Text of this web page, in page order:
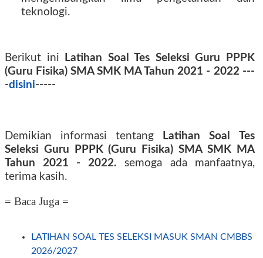
teknologi.
Berikut ini
Latihan Soal Tes Seleksi Guru PPPK
(Guru Fisika) SMA SMK MA Tahun 2021 - 2022 ---
-disini-----
Demikian informasi tentang
Latihan Soal Tes
Seleksi Guru PPPK (Guru Fisika) SMA SMK MA
Tahun 2021 - 2022.semoga ada manfaatnya,
terima kasih.
= Baca Juga =
LATIHAN SOAL TES SELEKSI MASUK SMAN CMBBS
2026/2027